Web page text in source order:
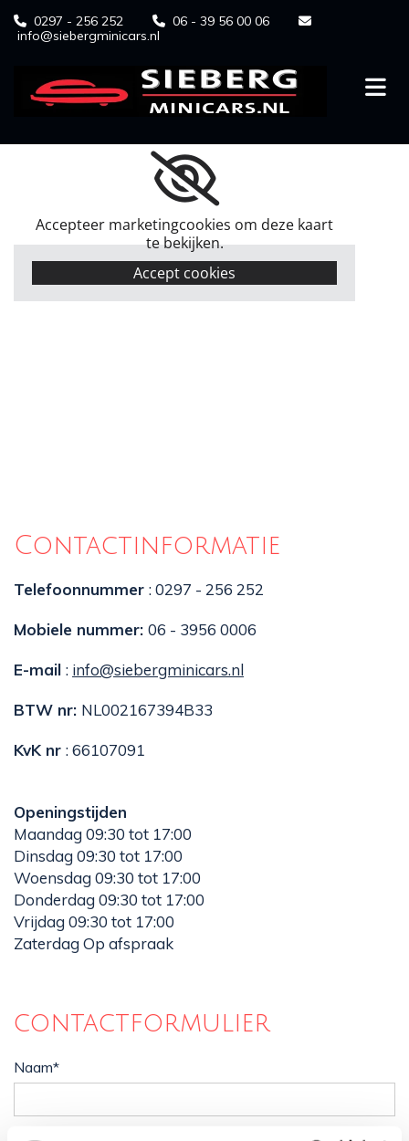
 0297 - 256 252  06 - 39 56 00 06 
info@siebergminicars.nl
Accepteer marketingcookies om deze kaart
te bekijken.
Accept cookies
Contactinformatie
Telefoonnummer : 0297 - 256 252
Mobiele nummer: 06 - 3956 0006
E-mail : info@siebergminicars.nl
BTW nr: NL002167394B33
KvK nr : 66107091
Openingstijden
Maandag 09:30 tot 17:00
Dinsdag 09:30 tot 17:00
Woensdag 09:30 tot 17:00
Donderdag 09:30 tot 17:00
Vrijdag 09:30 tot 17:00
Zaterdag Op afspraak
contactformulier
Naam*